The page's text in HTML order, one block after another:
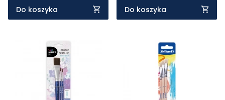
Do koszyka Do koszyka